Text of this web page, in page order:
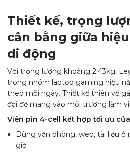
Thiết kế, trọng
cân bằng giữa
di động
Với trọng lượng khoảng 2.43kg,
trong nhóm laptop gaming hiệu
theo mỗi ngày. Thiết kế thiên về
đại để mang vào môi trường làm
Viên pin 4-cell kết hợp tối ưu
Dùng văn phòng, web, tài liệu
giờ